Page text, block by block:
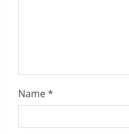
g
Name*